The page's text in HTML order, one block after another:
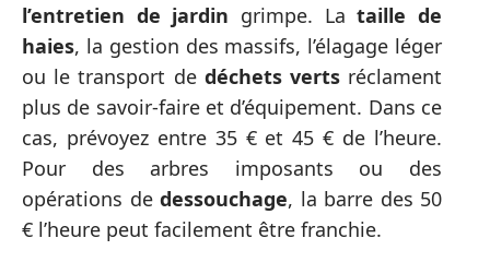
l’entretien de jardin grimpe. Lataille de
haies, la gestion des massifs, l’élagage léger
ou le transport de déchets vertsréclament
plus de savoir-faire et d’équipement. Dans ce
cas, prévoyez entre 35 € et 45 € de l’heure.
Pour des arbres imposants ou des
opérations de dessouchage, la barre des 50
€ l’heure peut facilement être franchie.